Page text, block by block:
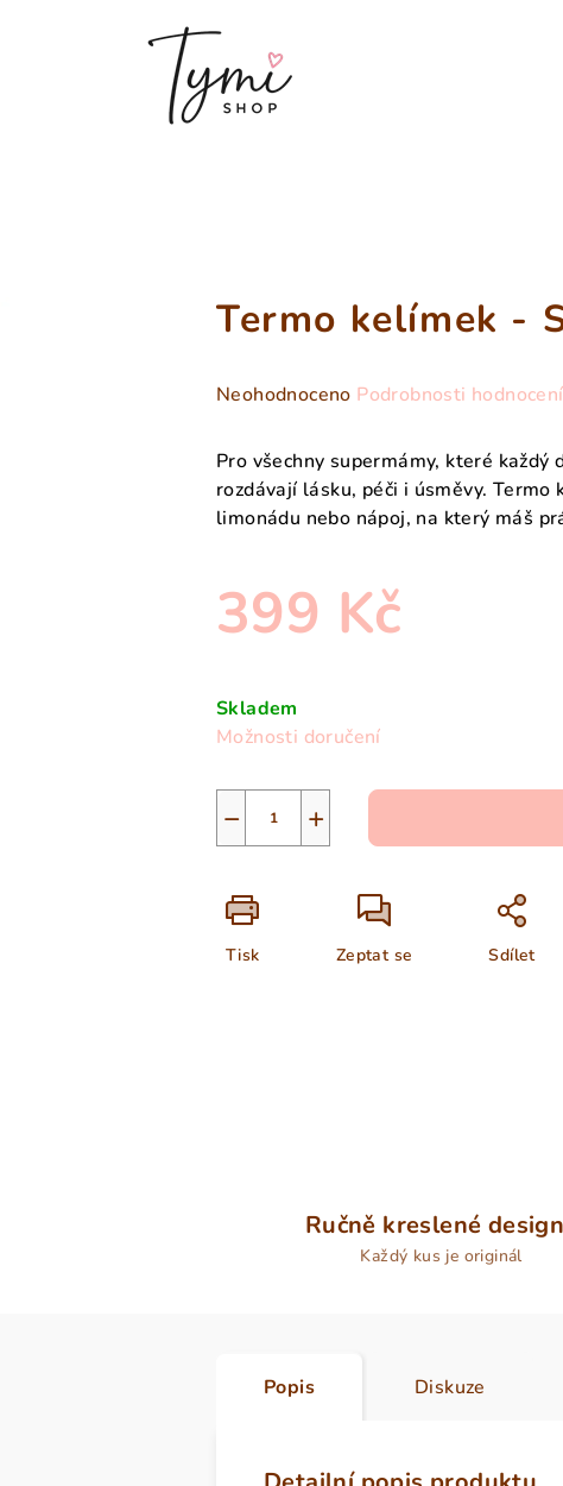
Termo kelímek -
Průměrné
produktu
0,0
hvězdiček.
Neohodnoceno Podrobnosti hodnocení
Pro všechny supermámy, které
rozdávají lásku, péči i úsměvy.
limonádu nebo nápoj, na který máš
399 Kč
cena:
Skladem
Možnosti doručení
+
−
Tisk Zeptat se Sdílet
Ručně kreslené
Každý kus je originál
Popis Diskuze